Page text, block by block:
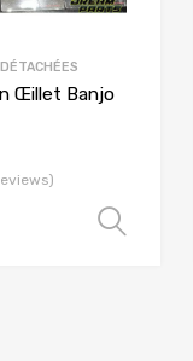
Œillet Banjo